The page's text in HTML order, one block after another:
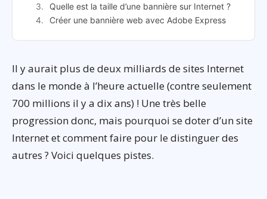
Quelle est la taille d’une bannière sur Internet ?
Créer une bannière web avec Adobe Express
Il y aurait plus de deux milliards de sites Internet
dans le monde à l’heure actuelle (contre seulement
700 millions il y a dix ans) ! Une très belle
progression donc, mais pourquoi se doter d’un site
Internet et comment faire pour le distinguer des
autres ? Voici quelques pistes.